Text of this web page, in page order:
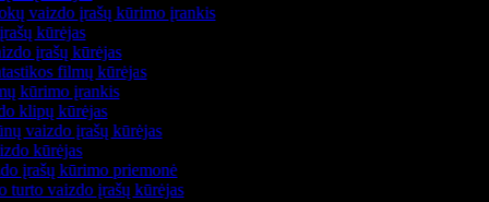
vaizdo įrašų kūrimo įrankis
kūrėjas
įrašų kūrėjas
filmų kūrėjas
kūrimo įrankis
klipų kūrėjas
vaizdo įrašų kūrėjas
kūrėjas
įrašų kūrimo priemonė
turto vaizdo įrašų kūrėjas